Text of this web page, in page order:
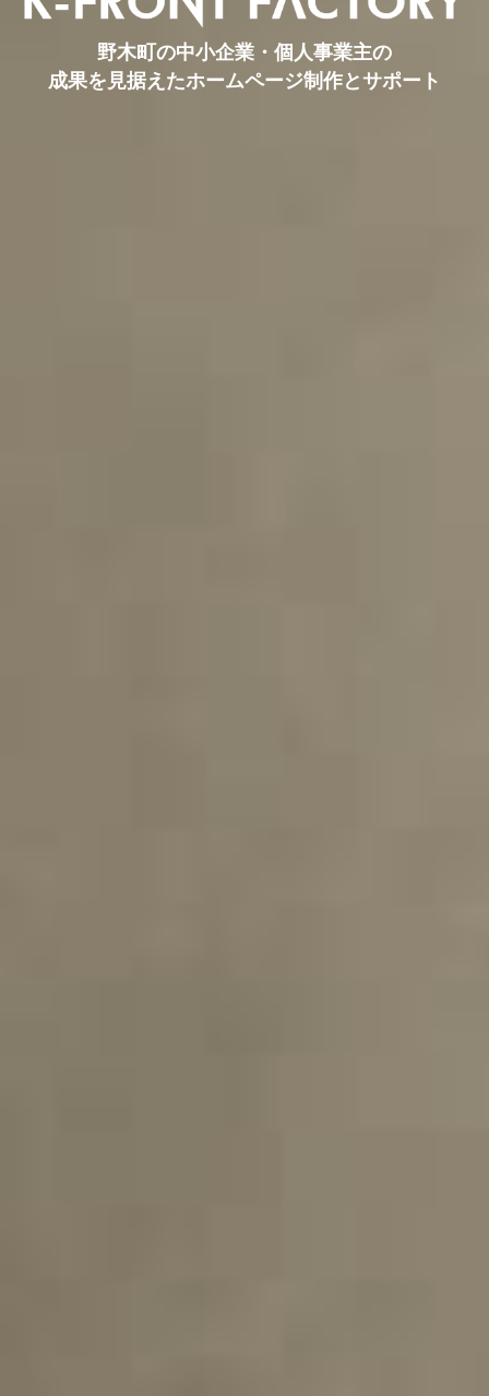
野木町の中小企業・個人事業主の
成果を見据えたホームページ制作とサポート